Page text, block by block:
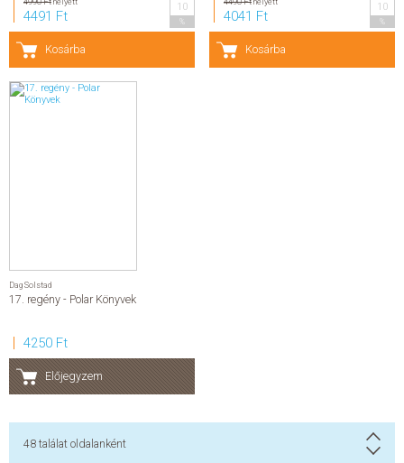
4491 Ft
10
Kosárba
4041 Ft
10
Kosárba
Dag Solstad
17. regény - Polar Könyvek
4250 Ft
Előjegyzem
48 találat oldalanként